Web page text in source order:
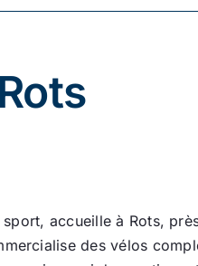
accueille à Rots,
des vélos